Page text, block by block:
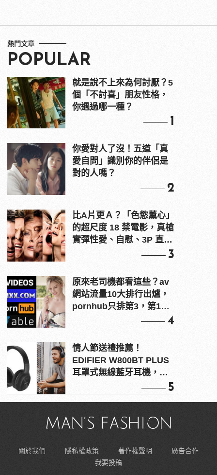
熱門文章
POPULAR
就是說不上來為何討厭？5
個「不討喜」朋友性格，
你遇過哪一種？
1
你愛對人了沒！五道「真
愛自問」識別你的伴侶是
對的人嗎？
2
比A片更Ａ？「色慾薰心」
的超尺度 18 禁電影，真槍
實彈性愛、自慰、3P 直接
3
原來老司機都看這些？av
網站流量10大排行出爐，
pornhub只排第3，第1名
4
情人節送禮推薦！
EDIFIER W800BT PLUS
耳罩式無線藍牙耳機，在
5
關於我們 隱私權政策 著作權聲明
廣告合作
我要投稿